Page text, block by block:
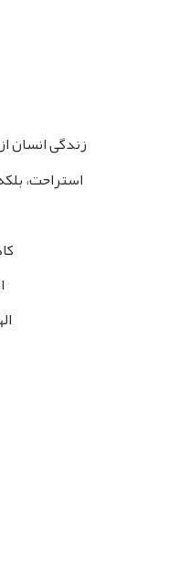
زندگی انسان
استراحت،